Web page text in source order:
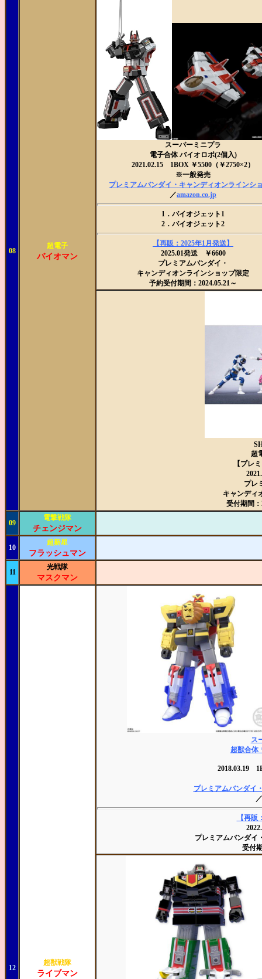
08
超電子
バイオマン
スーパーミニプラ
電子合体 バイオロボ(2個入)
2021.02.15 1BOX ￥5500（￥2750×2）
※一般発売
プレミアムバンダイ・キャンディオンラインシ
／amazon.co.jp
1．バイオジェット1
2．バイオジェット2
【再販：2025年1月発送】
2025.01発送 ￥6600
プレミアムバンダイ・
キャンディオンラインショップ限定
予約受付期間：2024.05.21～
超
【プレ
プレ
キャンディ
受付期間：
09
電撃戦隊
チェンジマン
10
超新星
フラッシュマン
11
光戦隊
マスクマン
12
超獣戦隊
ライブマン
ス
超獣合体
2018.03.19
プレミアムバンダイ
／
【再販
プレミアムバンダイ
受付